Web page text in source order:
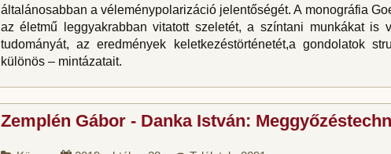
általánosabban a véleménypolarizáció jelentőségét. A monográfia
az életmű leggyakrabban vitatott szeletét, a színtani munkákat is
tudományát, az eredmények keletkezéstörténetét,a gondolatok
különös – mintázatait.
Zemplén Gábor - Danka István: